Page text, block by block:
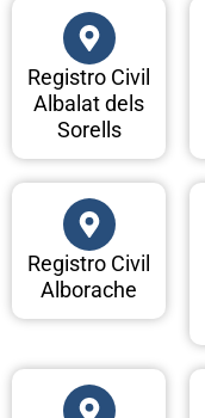
Registro Civil
Albalat dels
Sorells
Registro Civil
Alborache